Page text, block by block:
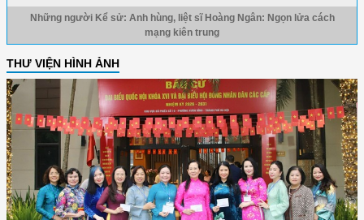
Những người Kể sử: Anh hùng, liệt sĩ Hoàng Ngân: Ngọn lửa cách
mạng kiên trung
THƯ VIỆN HÌNH ẢNH